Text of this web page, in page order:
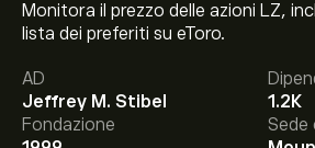
Monitora il prezzo delle azioni LZ,
lista dei preferiti su eToro.
AD
Jeffrey M. Stibel
1.2K
Fondazione
Sede
Il prezzo attuale delle azioni LZ è di